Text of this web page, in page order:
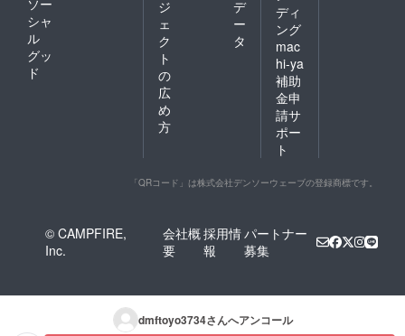
ソー
シャ
ル
グッ
ド
ジ
ェ
ク
ト
の
広
め
方
デ
ー
タ
ディ
ング
mac
hi-ya
補助
金申
請サ
ポー
ト
「QRコード」は株式会社デンソーウェーブの登録商標です。
© CAMPFIRE,
Inc.
会社概
要
採用情
報
パートナー
募集
dmftoyo3734さんへアンコール